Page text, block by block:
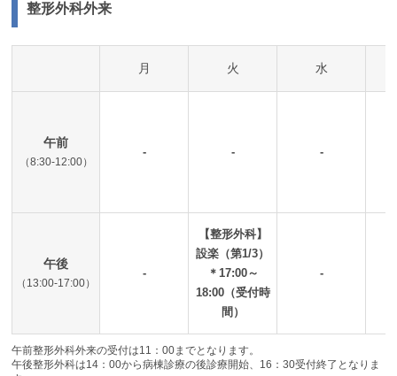
整形外科外来
月 火 水
午前
（8:30-12:00）
- - -
午後
（13:00-17:00）
-
【整形外科】
設楽（第1/3）
＊17:00～
18:00（受付時
間）
-
午前整形外科外来の受付は11：00までとなります。
午後整形外科は14：00から病棟診療の後診療開始、16：30受付終了となりま